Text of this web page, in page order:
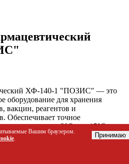
ХФ-140-1 "ПОЗИС" — это
оборудование для хранения
вакцин, реагентов и
Обеспечивает точное
диапазоне от +2°C до +15°C, что
к хранению термолабильных
эффективности и
Вашим браузером.
. Принимаю